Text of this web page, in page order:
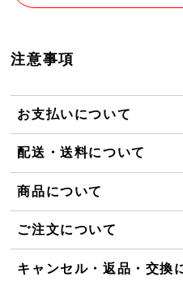
注意事項
お支払いについて
配送・送料について
商品について
ご注文について
キャンセル・返品・交換